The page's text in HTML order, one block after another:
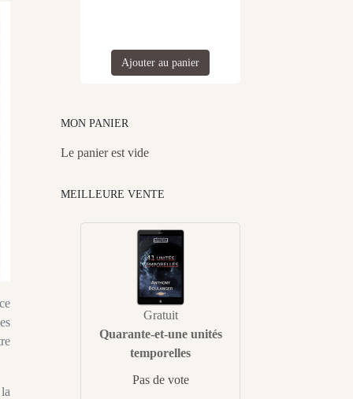
Ajouter au panier
MON PANIER
Le panier est vide
MEILLEURE VENTE
Gratuit
Quarante-et-une unités
temporelles
Pas de vote